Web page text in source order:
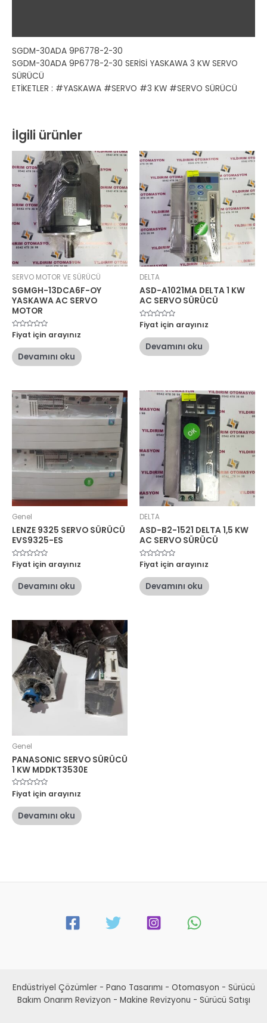
SGDM-30ADA 9P6778-2-30
SGDM-30ADA 9P6778-2-30 SERİSİ YASKAWA 3 KW SERVO
SÜRÜCÜ
ETİKETLER : #YASKAWA #SERVO #3 KW #SERVO SÜRÜCÜ
İlgili ürünler
SERVO MOTOR VE SÜRÜCÜ
SGMGH-13DCA6F-OY
YASKAWA AC SERVO
MOTOR
5
üzerinden
oy
aldı
Fiyat için arayınız
Devamını oku
DELTA
ASD-A1021MA DELTA 1 KW
AC SERVO SÜRÜCÜ
5
üzerinden
oy
aldı
Fiyat için arayınız
Devamını oku
Genel
LENZE 9325 SERVO SÜRÜCÜ
EVS9325-ES
5
üzerinden
oy
aldı
Fiyat için arayınız
Devamını oku
DELTA
ASD-B2-1521 DELTA 1,5 KW
AC SERVO SÜRÜCÜ
5
üzerinden
oy
aldı
Fiyat için arayınız
Devamını oku
Genel
PANASONIC SERVO SÜRÜCÜ
1 KW MDDKT3530E
5
üzerinden
oy
aldı
Fiyat için arayınız
Devamını oku
Endüstriyel Çözümler - Pano Tasarımı - Otomasyon - Sürücü
Bakım Onarım Revizyon - Makine Revizyonu - Sürücü Satışı